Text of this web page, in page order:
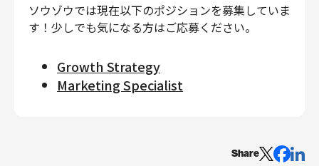
ソウゾウでは現在以下のポジションを募集していま
す！少しでも気になる方はご応募ください。
Growth Strategy
Marketing Specialist
Share